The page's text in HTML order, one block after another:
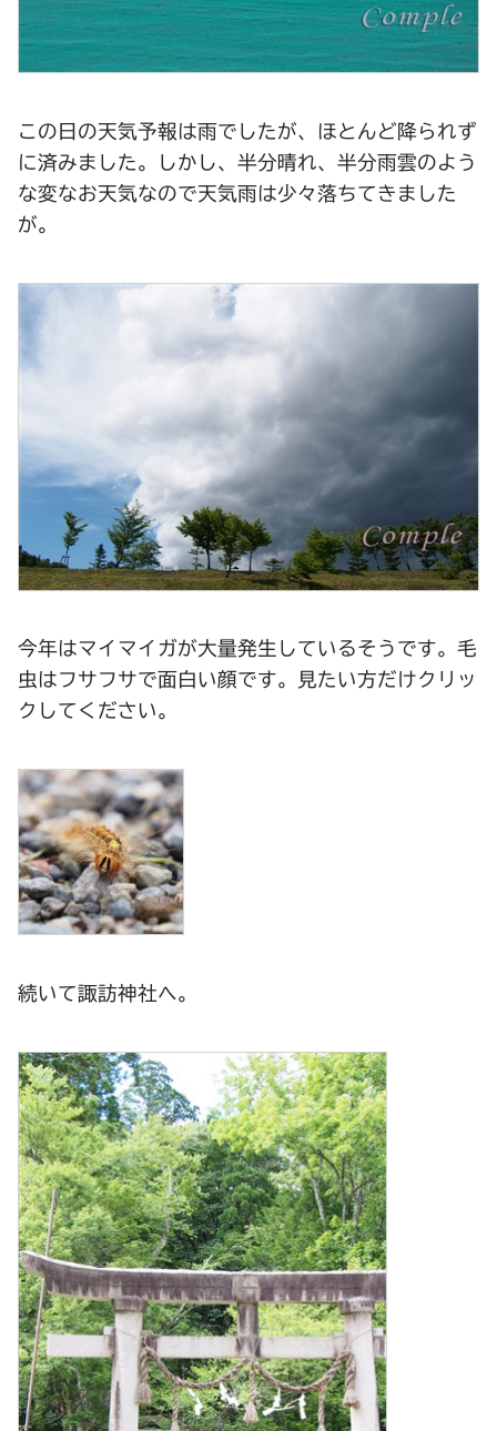
この日の天気予報は雨でしたが、ほとんど降られず
に済みました。しかし、半分晴れ、半分雨雲のよう
な変なお天気なので天気雨は少々落ちてきました
が。
今年はマイマイガが大量発生しているそうです。毛
虫はフサフサで面白い顔です。見たい方だけクリッ
クしてください。
続いて諏訪神社へ。